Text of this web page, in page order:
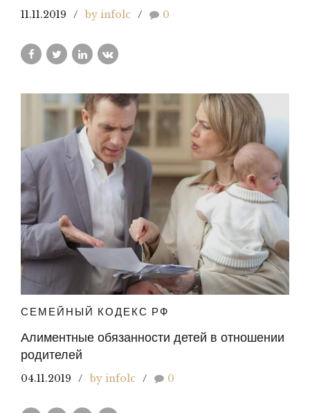
11.11.2019 by infolc 0
СЕМЕЙНЫЙ КОДЕКС РФ
Алиментные обязанности детей в отношении
родителей
04.11.2019 by infolc 0